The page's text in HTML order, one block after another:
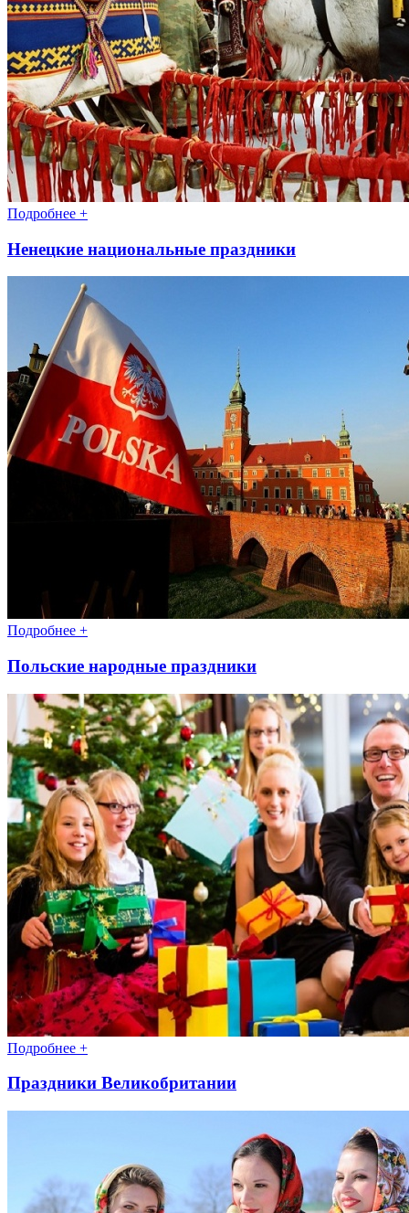
Подробнее +
Ненецкие национальные праздники
Подробнее +
Польские народные праздники
Подробнее +
Праздники Великобритании